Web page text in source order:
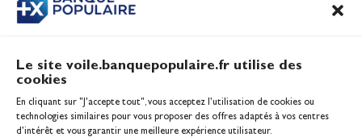
Le site voile.banquepopulaire.fr utilise des
cookies
En cliquant sur "J'accepte tout", vous acceptez l’utilisation de cookies ou
technologies similaires pour vous proposer des offres adaptés à vos centres
d’intérêt et vous garantir une meilleure expérience utilisateur.
CONTENU
Inscription serveur média
Contact